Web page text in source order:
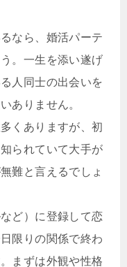
なら、婚活パーテ
。一生を添い遂げ
人同士の出会いを
ありません。
くありますが、初
られていて大手が
難と言えるでしょ
ど）に登録して恋
限りの関係で終わ
まずは外観や性格